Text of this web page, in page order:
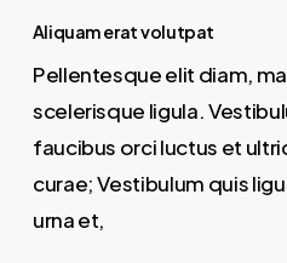
Aliquam erat volutpat
Pellentesque elit diam,
scelerisque ligula.
faucibus orci luctus et
curae; Vestibulum quis
urna et,